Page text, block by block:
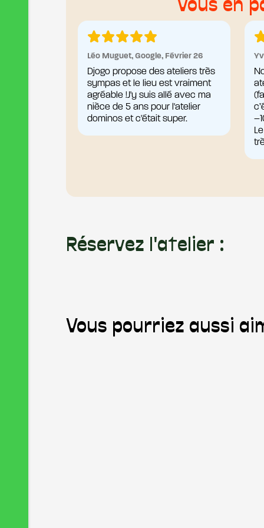
Vous en
Léo Muguet, Google, Février 26
Djogo propose des ateliers très
sympas et le lieu est vraiment
agréable !J'y suis allé avec ma
nièce de 5 ans pour l'atelier
dominos et c'était super.
Réservez l'atelier :
Vous pourriez aussi